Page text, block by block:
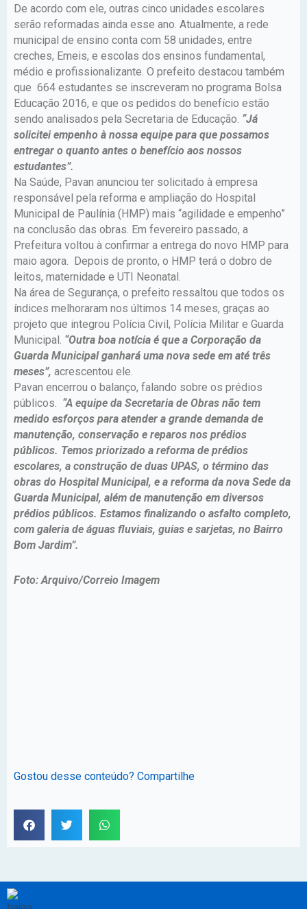
De acordo com ele, outras cinco unidades escolares
serão reformadas ainda esse ano. Atualmente, a rede
municipal de ensino conta com 58 unidades, entre
creches, Emeis, e escolas dos ensinos fundamental,
médio e profissionalizante. O prefeito destacou também
que 664 estudantes se inscreveram no programa Bolsa
Educação 2016, e que os pedidos do benefício estão
sendo analisados pela Secretaria de Educação. “Já
solicitei empenho à nossa equipe para que possamos
entregar o quanto antes o benefício aos nossos
estudantes”.
Na Saúde, Pavan anunciou ter solicitado à empresa
responsável pela reforma e ampliação do Hospital
Municipal de Paulínia (HMP) mais “agilidade e empenho”
na conclusão das obras. Em fevereiro passado, a
Prefeitura voltou à confirmar a entrega do novo HMP para
maio agora. Depois de pronto, o HMP terá o dobro de
leitos, maternidade e UTI Neonatal.
Na área de Segurança, o prefeito ressaltou que todos os
índices melhoraram nos últimos 14 meses, graças ao
projeto que integrou Polícia Civil, Polícia Militar e Guarda
Municipal. “Outra boa notícia é que a Corporação da
Guarda Municipal ganhará uma nova sede em até três
meses”, acrescentou ele.
Pavan encerrou o balanço, falando sobre os prédios
públicos. “A equipe da Secretaria de Obras não tem
medido esforços para atender a grande demanda de
manutenção, conservação e reparos nos prédios
públicos. Temos priorizado a reforma de prédios
escolares, a construção de duas UPAS, o término das
obras do Hospital Municipal, e a reforma da nova Sede da
Guarda Municipal, além de manutenção em diversos
prédios públicos. Estamos finalizando o asfalto completo,
com galeria de águas fluviais, guias e sarjetas, no Bairro
Bom Jardim”.
Foto: Arquivo/Correio Imagem
Gostou desse conteúdo? Compartilhe